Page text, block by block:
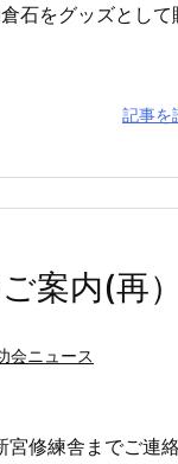
石をグッズとし
記事を
案内(再）
会ニュース
修練舎までご連